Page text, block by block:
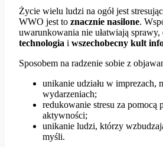
Życie wielu ludzi na ogół jest
WWO jest to znacznie nasilone.
uwarunkowania nie ułatwiają
technologia i wszechobecny kult
Sposobem na radzenie sobie z
unikanie udziału w imprezach,
wydarzeniach;
redukowanie stresu za pomocą
aktywności;
unikanie ludzi, którzy
myśli.